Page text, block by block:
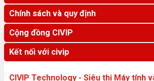
Chính sách và quy định
Cộng đồng CIVIP
Kết nối với civip
CIVIP Technology - Siêu thị Máy tính